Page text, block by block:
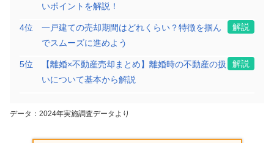
いポイントを解説！
4位
一戸建ての売却期間はどれくらい？特徴を掴ん
でスムーズに進めよう
解説
5位
【離婚×不動産売却まとめ】離婚時の不動産の扱
いについて基本から解説
解説
データ：2024年実施調査データより